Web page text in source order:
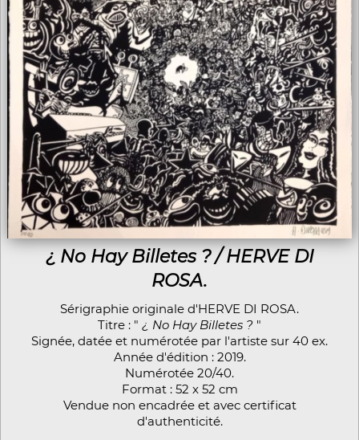
¿ No Hay Billetes ? / HERVE DI
ROSA.
Sérigraphie originale d'HERVE DI ROSA.
Titre : " ¿ No Hay Billetes ? "
Signée, datée et numérotée par l'artiste sur 40 ex.
Année d'édition : 2019.
Numérotée 20/40.
Format : 52 x 52 cm
Vendue non encadrée et avec certificat
d'authenticité.